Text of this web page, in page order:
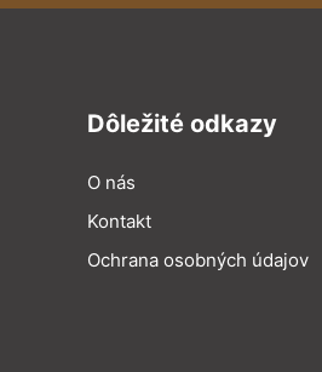
Dôležité odkazy
O nás
Kontakt
Ochrana osobných údajov